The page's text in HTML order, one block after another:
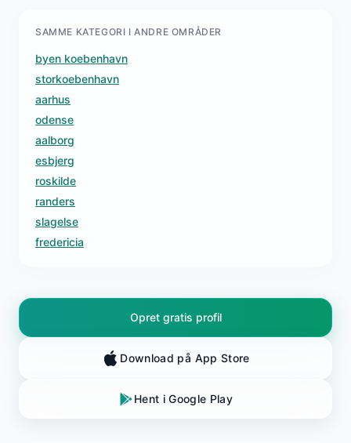
SAMME KATEGORI I ANDRE OMRÅDER
byen koebenhavn
storkoebenhavn
aarhus
odense
aalborg
esbjerg
roskilde
randers
slagelse
fredericia
Opret gratis profil
Download på App Store
Hent i Google Play